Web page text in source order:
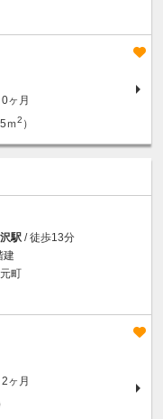
0ヶ月
ｍ2 ）
駅 / 徒歩13分
建
町
2ヶ月